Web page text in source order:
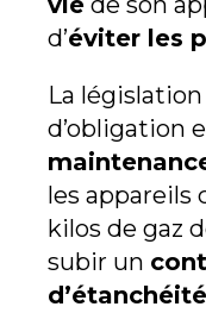
d’éviter les
La
d’obligation
les appareils
kilos de gaz
subir un
d’étanchéité